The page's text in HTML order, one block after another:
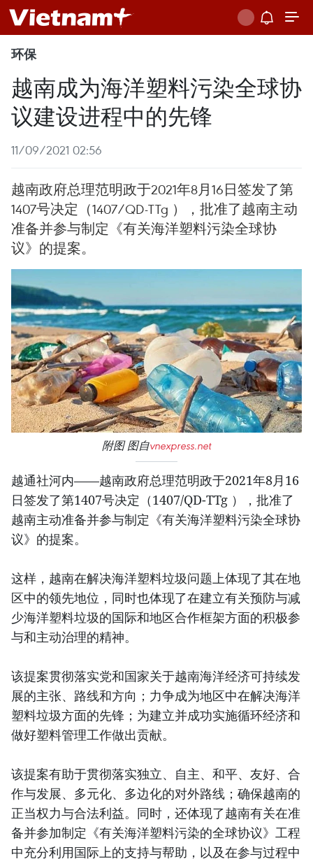
环保
越南成为海洋塑料污染全球协
议建设进程中的先锋
11/09/2021 02:56
越南政府总理范明政于2021年8月16日签发了第
1407号决定（1407/QD-TTg ），批准了越南主动
准备并参与制定《有关海洋塑料污染全球协
议》的提案。
附图 图自vnexpress.net
越通社河内——越南政府总理范明政于2021年8月16
日签发了第1407号决定（1407/QD-TTg ），批准了
越南主动准备并参与制定《有关海洋塑料污染全球协
议》的提案。
这样，越南在解决海洋塑料垃圾问题上体现了其在地
区中的领先地位，同时也体现了在建立有关预防与减
少海洋塑料垃圾的国际和地区合作框架方面的积极参
与和主动治理的精神。
该提案贯彻落实党和国家关于越南海洋经济可持续发
展的主张、路线和方向；力争成为地区中在解决海洋
塑料垃圾方面的先锋；为建立并成功实施循环经济和
做好塑料管理工作做出贡献。
该提案有助于贯彻落实独立、自主、和平、友好、合
作与发展、多元化、多边化的对外路线；确保越南的
正当权力与合法利益。同时，还体现了越南有关在准
备并参加制定《有关海洋塑料污染的全球协议》工程
中充分利用国际上的支持与帮助，以及在参与过程中